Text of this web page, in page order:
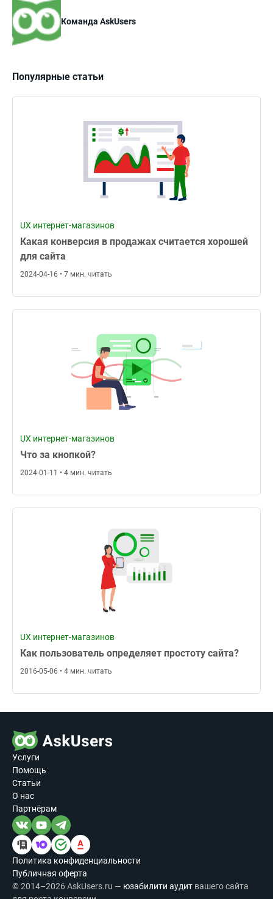
Команда AskUsers
Популярные статьи
UX интернет-магазинов
Какая конверсия в продажах считается хорошей
для сайта
2024-04-16 • 7 мин. читать
UX интернет-магазинов
Что за кнопкой?
2024-01-11 • 4 мин. читать
UX интернет-магазинов
Как пользователь определяет простоту сайта?
2016-05-06 • 4 мин. читать
Услуги
Помощь
Статьи
О нас
Партнёрам
Политика конфиденциальности
Публичная оферта
© 2014–2026 AskUsers.ru — юзабилити аудит вашего сайта